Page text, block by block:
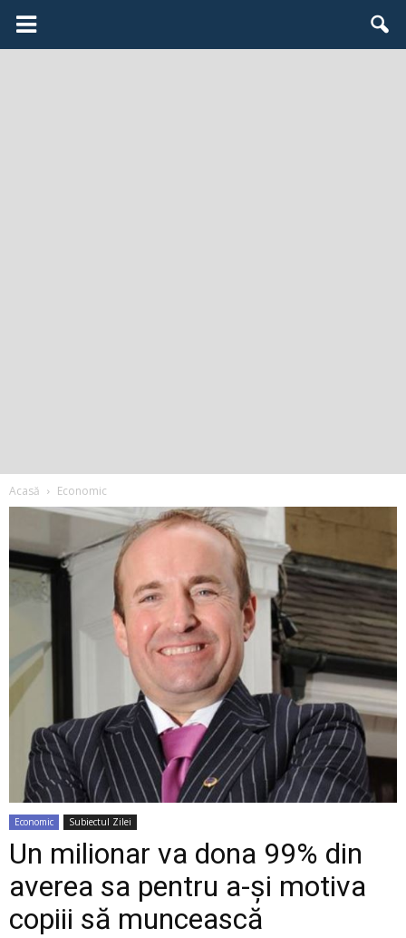
Acasă Economic
Economic Subiectul Zilei
Un milionar va dona 99% din
averea sa pentru a-și motiva
copiii să muncească